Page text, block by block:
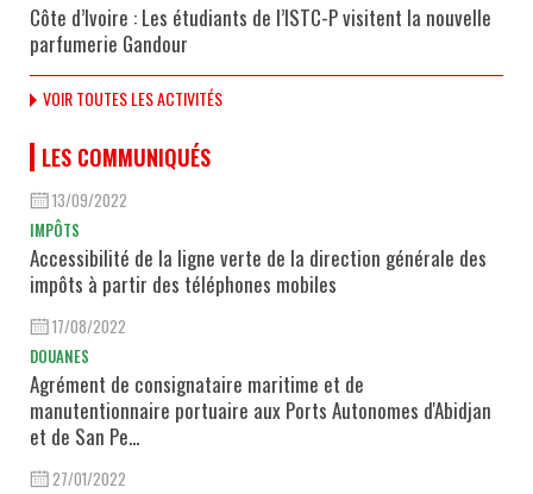
Côte d’Ivoire : Les étudiants de l’ISTC-P visitent la nouvelle
parfumerie Gandour
VOIR TOUTES LES ACTIVITÉS
LES COMMUNIQUÉS
13/09/2022
IMPÔTS
Accessibilité de la ligne verte de la direction générale des
impôts à partir des téléphones mobiles
17/08/2022
DOUANES
Agrément de consignataire maritime et de
manutentionnaire portuaire aux Ports Autonomes d'Abidjan
et de San Pe...
27/01/2022